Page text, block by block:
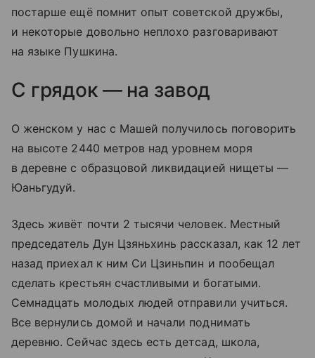
постарше ещё помнит опыт советской дружбы,
и некоторые довольно неплохо разговаривают
на языке Пушкина.
С грядок — на завод
О женском у нас с Машей получилось поговорить
на высоте 2440 метров над уровнем моря
в деревне с образцовой ликвидацией нищеты —
Юаньгудуй.
Здесь живёт почти 2 тысячи человек. Местный
председатель Дун Цзяньхинь рассказал, как 12 лет
назад приехал к ним Си Цзиньпин и пообещал
сделать крестьян счастливыми и богатыми.
Семнадцать молодых людей отправили учиться.
Все вернулись домой и начали поднимать
деревню. Сейчас здесь есть детсад, школа,